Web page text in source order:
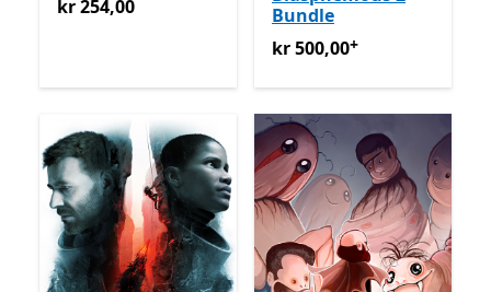
kr 254,00
kr 254,00
Bundle
kr 500,00Tilbyr kjøp i
kr 500,00+